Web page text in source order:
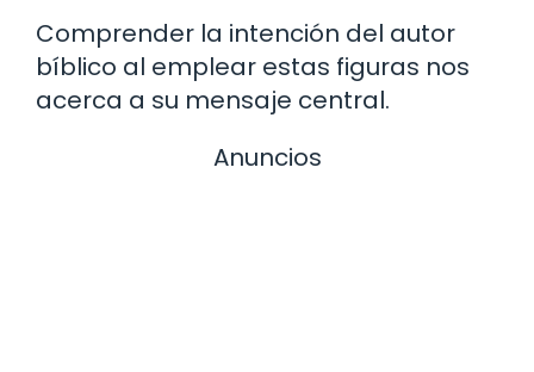
Comprender la intención del autor
bíblico al emplear estas figuras nos
acerca a su mensaje central.
Anuncios